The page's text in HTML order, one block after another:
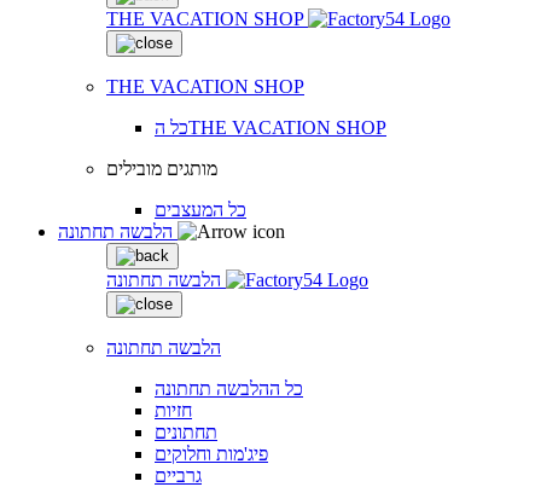
THE VACATION SHOP
THE VACATION SHOP
כל הTHE VACATION SHOP
מותגים מובילים
כל המעצבים
הלבשה תחתונה
הלבשה תחתונה
כל ההלבשה תחתונה
חזיות
תחתונים
פיג'מות וחלוקים
גרביים